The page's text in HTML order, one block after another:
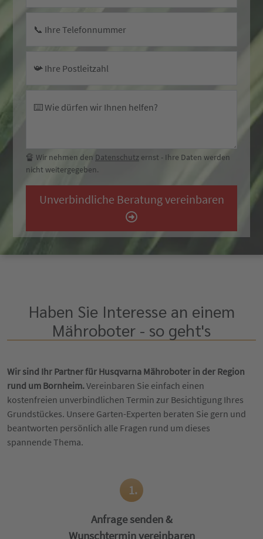
📞 Ihre Telefonnummer
📯 Ihre Postleitzahl
⌨️ Wie dürfen wir Ihnen helfen?
🔏 Wir nehmen den Datenschutz ernst - Ihre Daten werden
nicht weitergegeben.
Haben Sie Interesse an einem
Mähroboter - so geht's
Wir sind Ihr Partner für Husqvarna Mähroboter in der Region
rund um Bornheim.Vereinbaren Sie einfach einen
kostenfreien unverbindlichen Termin zur Besichtigung Ihres
Grundstückes. Unsere Garten-Experten beraten Sie gern und
beantworten persönlich alle Fragen rund um dieses
spannende Thema.
1.
Anfrage senden &
Wunschtermin vereinbaren